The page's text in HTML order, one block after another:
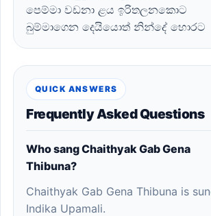
පෙම්මා වඩනා ළය ඉරිතලනකොට
බුම්මාගෙන දෙයියොත් නින්දේ හොරට
QUICK ANSWERS
Frequently Asked Questions
Who sang Chaithyak Gab Gena
Thibuna?
Chaithyak Gab Gena Thibuna is
Indika Upamali.